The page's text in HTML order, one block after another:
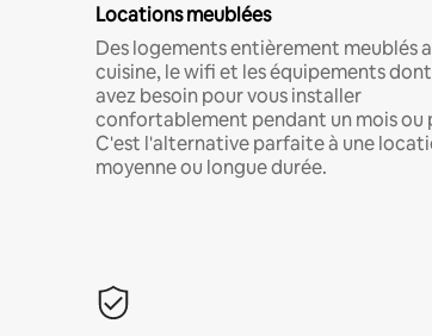
Locations meublées
Des logements entièrement meublés
cuisine, le wifi et les équipements
avez besoin pour vous installer
confortablement pendant un mois ou
C'est l'alternative parfaite à une
moyenne ou longue durée.